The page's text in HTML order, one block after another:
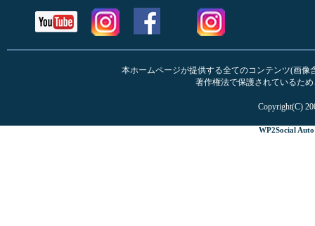
本ホームページが提供する全てのコンテンツ(画
著作権法で保護されているた
Copyright(C)
WP2Social